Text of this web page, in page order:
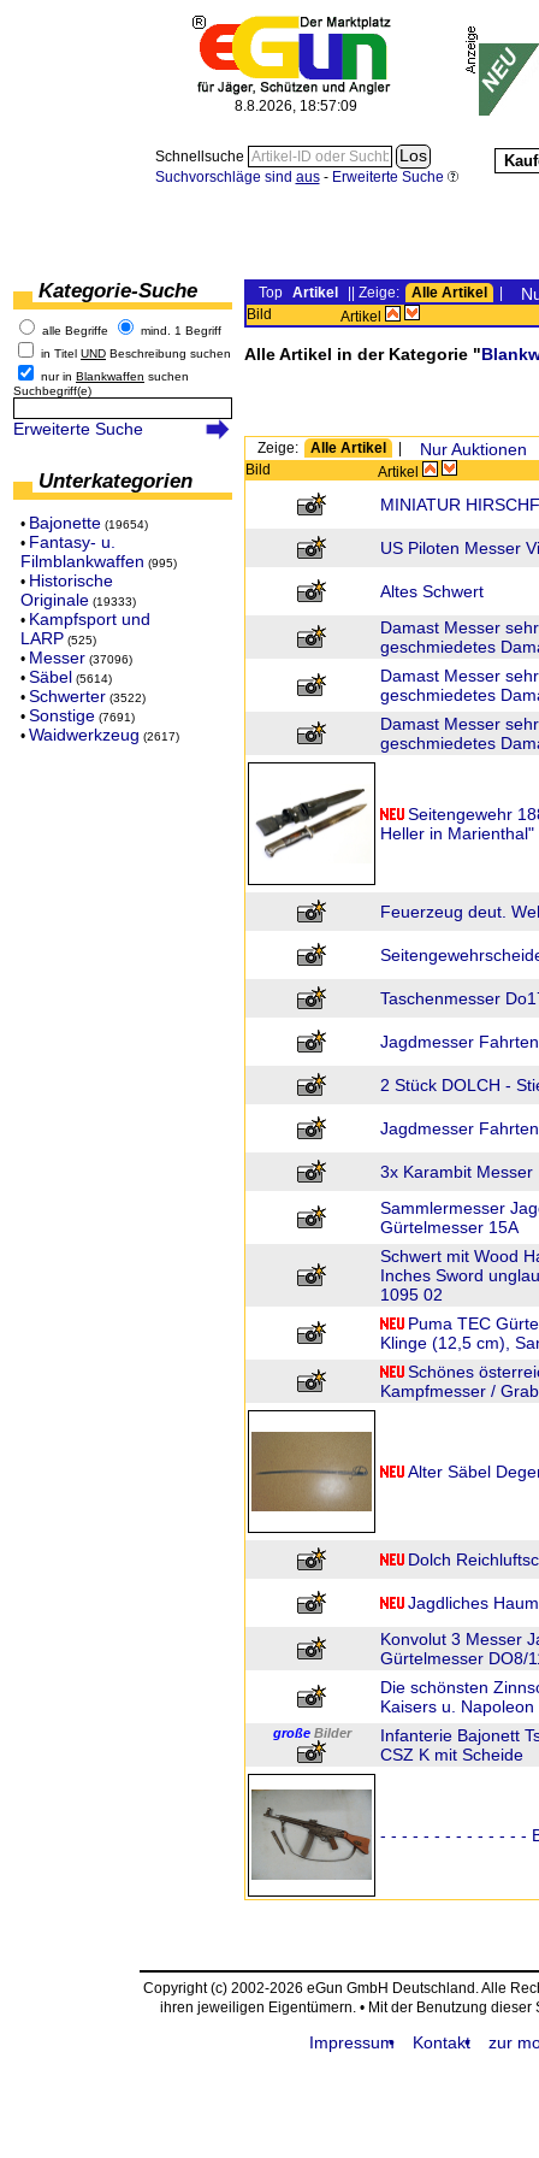
8.8.2026, 18:57:09
Schnellsuche
Suchvorschläge sind aus- Erweiterte Suche
Kategorie-Suche
alle Begriffe
mind. 1 Begriff
in Titel UND Beschreibung suchen
nur in Blankwaffen suchen
Suchbegriff(e)
Erweiterte Suche
Unterkategorien
• Bajonette (19654)
• Fantasy- u.
Filmblankwaffen (995)
• Historische
Originale (19333)
• Kampfsport und
LARP (525)
• Messer (37096)
• Säbel (5614)
• Schwerter (3522)
• Sonstige (7691)
• Waidwerkzeug (2617)
Top Artikel || Zeige: Alle Artikel
Bild Artikel
Alle Artikel in der Kategorie "
Zeige: Alle Artikel Nur Auktionen
Bild Artikel
MINIATUR
US Piloten Messer
Altes Schwert
Damast Messer
geschmiedetes
Damast Messer
geschmiedetes
Damast Messer
geschmiedetes
Seitengewehr
Heller in
Feuerzeug deut.
Taschenmesser
Jagdmesser
2 Stück DOLCH -
Jagdmesser
3x Karambit Messer
Sammlermesser
Gürtelmesser 15A
Schwert mit Wood
Inches Sword
1095 02
Puma TEC
Klinge (12,5 cm),
Schönes
Kampfmesser /
Alter Säbel
Dolch
Jagdliches
Konvolut 3 Messer
Gürtelmesser DO8/
Die schönsten
Kaisers u. Napoleon
große Bilder
Infanterie Bajonett
CSZ K mit Scheide
- - - - - - - - - - - - - -
Copyright (c) 2002-2026 eGun GmbH Deutschland. Alle
ihren jeweiligen Eigentümern. • Mit der Benutzung
Impressum Kontakt zur